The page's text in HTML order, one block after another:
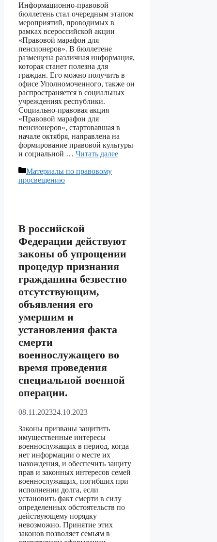
Информационно-правовой
бюллетень стал очередным этапом
мероприятий, проводимых в
рамках всероссийской акции
«Правовой марафон для
пенсионеров». В бюллетене
размещена различная информация,
которая станет полезна для
граждан. Его можно получить в
офисе Уполномоченного, также он
распространяется в социальных
учреждениях республики.
Социально-правовая акция
«Правовой марафон для
пенсионеров», стартовавшая в
начале октября, направлена на
формирование правовой культуры
и социальной … Читать далее
Рубрики
Материалы по правовому
просвещению
В российской
Федерации действуют
законы об упрощении
процедур признания
гражданина безвестно
отсутствующим,
объявления его
умершим и
установления факта
смерти
военнослужащего во
время проведения
специальной военной
операции.
08.11.202324.10.2023
Законы призваны защитить
имущественные интересы
военнослужащих в период, когда
нет информации о месте их
нахождения, и обеспечить защиту
прав и законных интересов семей
военнослужащих, погибших при
исполнении долга, если
установить факт смерти в силу
определенных обстоятельств по
действующему порядку
невозможно. Принятие этих
законов позволяет семьям в